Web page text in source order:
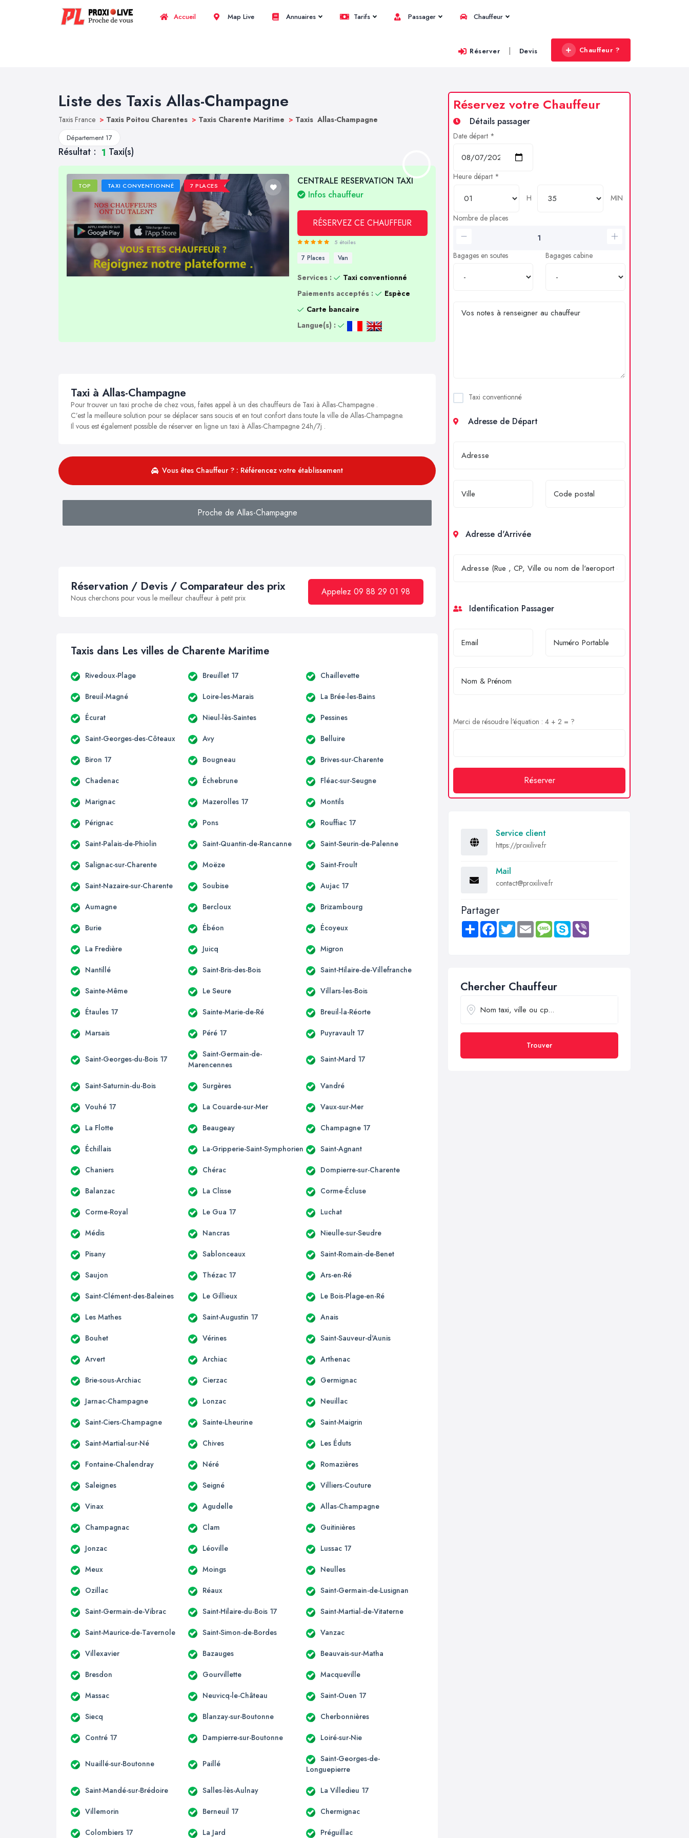
Accueil Map Live Annuaires Tarifs Passager Chauffeur
Réserver | Devis Chauffeur ?
Liste des Taxis Allas-Champagne
Taxis France > Taxis Poitou Charentes > Taxis Charente Maritime > Taxis Allas-Champagne
Département 17
Résultat : 1 Taxi(s)
TOP TAXI CONVENTIONNÉ 7 PLACES
CENTRALE RESERVATION TAXI
Infos chauffeur
RÉSERVEZ CE CHAUFFEUR
5 étoiles
7 Places Van
Services :
Taxi conventionné
Paiements acceptés :
Espèce
Carte bancaire
Langue(s) :
Taxi à Allas-Champagne
Pour trouver un taxi proche de chez vous, faites appel à un des chauffeurs de Taxi à Allas-Champagne .
C’est la meilleure solution pour se déplacer sans soucis et en tout confort dans toute la ville de Allas-Champagne.
Il vous est également possible de réserver en ligne un taxi à Allas-Champagne 24h/7j .
Vous êtes Chauffeur ? : Référencez votre établissement
Proche de Allas-Champagne
Réservation / Devis / Comparateur des prix
Nous cherchons pour vous le meilleur chauffeur à petit prix
Appelez 09 88 29 01 98
Taxis dans Les villes de Charente Maritime
Rivedoux-Plage Breuillet 17 Chaillevette
Breuil-Magné Loire-les-Marais La Brée-les-Bains
Écurat Nieul-lès-Saintes Pessines
Saint-Georges-des-Côteaux Avy Belluire
Biron 17 Bougneau Brives-sur-Charente
Chadenac Échebrune Fléac-sur-Seugne
Marignac Mazerolles 17 Montils
Pérignac Pons Rouffiac 17
Saint-Palais-de-Phiolin Saint-Quantin-de-Rancanne Saint-Seurin-de-Palenne
Salignac-sur-Charente Moëze Saint-Froult
Saint-Nazaire-sur-Charente Soubise Aujac 17
Aumagne Bercloux Brizambourg
Burie Ébéon Écoyeux
La Fredière Juicq Migron
Nantillé Saint-Bris-des-Bois Saint-Hilaire-de-Villefranche
Sainte-Même Le Seure Villars-les-Bois
Étaules 17 Sainte-Marie-de-Ré Breuil-la-Réorte
Marsais Péré 17 Puyravault 17
Saint-Georges-du-Bois 17
Saint-Germain-de-
Marencennes
Saint-Mard 17
Saint-Saturnin-du-Bois Surgères Vandré
Vouhé 17 La Couarde-sur-Mer Vaux-sur-Mer
La Flotte Beaugeay Champagne 17
Échillais La-Gripperie-Saint-Symphorien Saint-Agnant
Chaniers Chérac Dompierre-sur-Charente
Balanzac La Clisse Corme-Écluse
Corme-Royal Le Gua 17 Luchat
Médis Nancras Nieulle-sur-Seudre
Pisany Sablonceaux Saint-Romain-de-Benet
Saujon Thézac 17 Ars-en-Ré
Saint-Clément-des-Baleines Le Gillieux Le Bois-Plage-en-Ré
Les Mathes Saint-Augustin 17 Anais
Bouhet Vérines Saint-Sauveur-d'Aunis
Arvert Archiac Arthenac
Brie-sous-Archiac Cierzac Germignac
Jarnac-Champagne Lonzac Neuillac
Saint-Ciers-Champagne Sainte-Lheurine Saint-Maigrin
Saint-Martial-sur-Né Chives Les Éduts
Fontaine-Chalendray Néré Romazières
Saleignes Seigné Villiers-Couture
Vinax Agudelle Allas-Champagne
Champagnac Clam Guitinières
Jonzac Léoville Lussac 17
Meux Moings Neulles
Ozillac Réaux Saint-Germain-de-Lusignan
Saint-Germain-de-Vibrac Saint-Hilaire-du-Bois 17 Saint-Martial-de-Vitaterne
Saint-Maurice-de-Tavernole Saint-Simon-de-Bordes Vanzac
Villexavier Bazauges Beauvais-sur-Matha
Bresdon Gourvillette Macqueville
Massac Neuvicq-le-Château Saint-Ouen 17
Siecq Blanzay-sur-Boutonne Cherbonnières
Contré 17 Dampierre-sur-Boutonne Loiré-sur-Nie
Nuaillé-sur-Boutonne Paillé
Saint-Georges-de-
Longuepierre
Saint-Mandé-sur-Brédoire Salles-lès-Aulnay La Villedieu 17
Villemorin Berneuil 17 Chermignac
Colombiers 17 La Jard Préguillac
Réservez votre Chauffeur
Détails passager
Date départ *
Heure départ *
H
MIN
Nombre de places
Bagages en soutes Bagages cabine
Taxi conventionné
Adresse de Départ
Adresse d'Arrivée
Identification Passager
Merci de résoudre l'équation : 4 + 2 = ?
Réserver
Service client
https://proxilive.fr
Mail
contact@proxilive.fr
Partager
Share FacebookTwitter Email MessageSkype
Chercher Chauffeur
Trouver